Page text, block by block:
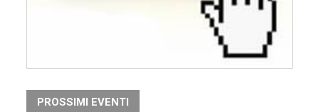
PROSSIMI EVENTI